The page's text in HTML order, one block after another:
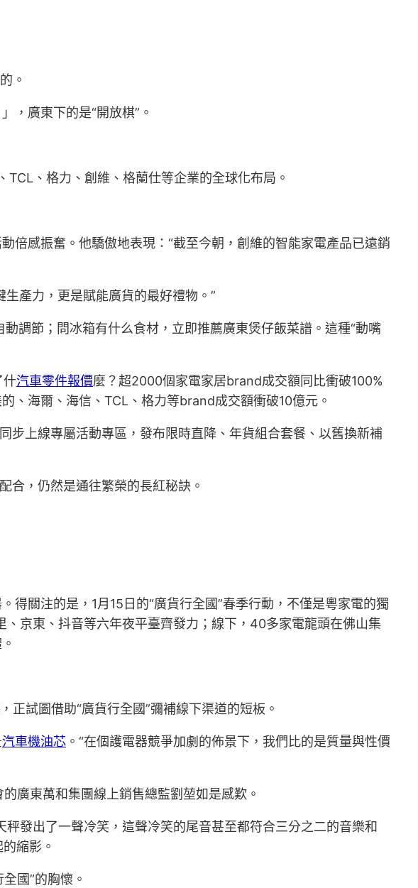
。
，廣東下的是“開放棋”。
、格力、創維、格蘭仕等企業的全球化布局。
倍感振奮。他驕傲地表現：“截至今朝，創維的智能家電產品已遠銷
產力，更是賦能廣貨的最好禮物。”
調節；問冰箱有什么食材，立即推薦廣東煲仔飯菜譜。這種“動嘴
什汽車零件報價麼？超2000個家電家居brand成交額同比衝破100%
、海爾、海信、TCL、格力等brand成交額衝破10億元。
步上線專屬活動專區，發布限時直降、年貨組合套餐、以舊換新補
合，仍然是通往繁榮的長紅秘訣。
關注的是，1月15日的“廣貨行全國”春季行動，不僅是粵家電的獨
、京東、抖音等六年夜平臺齊發力；線下，40多家電龍頭在佛山集
正試圖借助“廣貨行全國”彌補線下渠道的短板。
汽車機油芯 。“在個護電器競爭加劇的佈景下，我們比的是質量與性價
廣東萬和集團線上銷售總監劉堃如是感歎。
發出了一聲冷笑，這聲冷笑的尾音甚至都符合三分之二的音樂和
縮影。
國”的胸懷。